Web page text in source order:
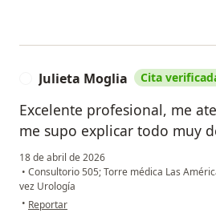
Julieta Moglia Cita
Excelente profesional, me
me supo explicar todo muy
18 de abril de 2026
• Consultorio 505; Torre médica Las
vez Urología
• en opinión del usuario Julieta Moglia
Reportar